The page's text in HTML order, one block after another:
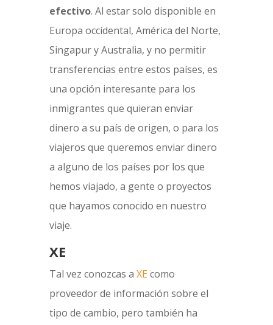
efectivo. Al estar solo disponible en
Europa occidental, América del Norte,
Singapur y Australia, y no permitir
transferencias entre estos países, es
una opción interesante para los
inmigrantes que quieran enviar
dinero a su país de origen, o para los
viajeros que queremos enviar dinero
a alguno de los países por los que
hemos viajado, a gente o proyectos
que hayamos conocido en nuestro
viaje.
XE
Tal vez conozcas a XEcomo
proveedor de información sobre el
tipo de cambio, pero también ha